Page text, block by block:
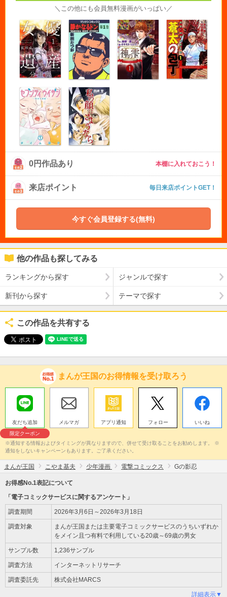
＼この他にも会員無料漫画がいっぱい／
0円作品あり 本棚に入れておこう！
来店ポイント 毎日来店ポイントGET！
今すぐ会員登録する(無料)
他の作品も探してみる
ランキングから探す ジャンルで探す
新刊から探す テーマで探す
この作品を共有する
まんが王国のお得情報を受け取ろう
友だち追加
限定クーポン
メルマガ アプリ通知 フォロー いいね
※通知する情報およびタイミングが異なりますので、併せて受け取ることをお勧めします。 ※
通知をしないキャンペーンもあります。ご了承ください。
まんが王国 こやま基夫 少年漫画 電撃コミックス Gの影忍
お得感No.1表記について
「電子コミックサービスに関するアンケート」
調査期間 2026年3月6日～2026年3月18日
調査対象
まんが王国または主要電子コミックサービスのうちいずれか
をメイン且つ有料で利用している20歳～69歳の男女
サンプル数 1,236サンプル
調査方法 インターネットリサーチ
調査委託先 株式会社MARCS
詳細表示▼